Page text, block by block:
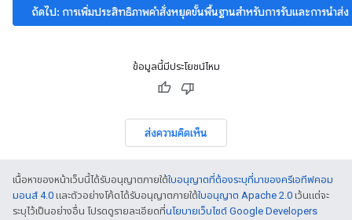
ถัดไป: การเพิ่มประสิทธิภาพคำสั่งหยุดขั้นพื้นฐานสำหรับการรับและการนำส่ง
ข้อมูลนี้มีประโยชน์ไหม
ส่งความคิดเห็น
เนื้อหาของหน้าเว็บนี้ได้รับอนุญาตภายใต้ใบอนุญาตที่ต้องระบุที่มาของครีเอทีฟคอม
มอนส์ 4.0 และตัวอย่างโค้ดได้รับอนุญาตภายใต้ใบอนุญาต Apache 2.0 เว้นแต่จะ
ระบุไว้เป็นอย่างอื่น โปรดดูรายละเอียดที่นโยบายเว็บไซต์ Google Developers